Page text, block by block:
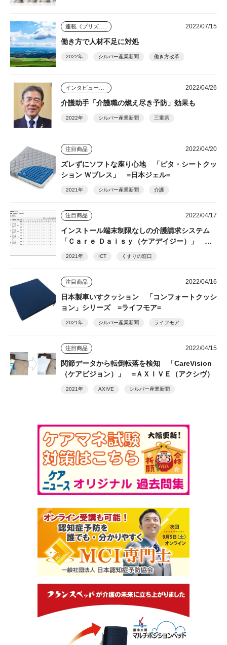
2022/07/15
働き方で人材不足に対処
2022年 シルバー産業新聞 働き方改革
2022/04/26
介護助手「介護職の燃え尽き予防」効果も
2022年 シルバー産業新聞 三重県
注目商品 2022/04/20
ズレずにソフトな座り心地 「ピタ・シートクッ
ション Ｗブレス」 =日本ジェル=
2021年 シルバー産業新聞 介護
注目商品 2022/04/17
インストール端末制限なしの介護請求システム
「Ｃａｒｅ Ｄａｉｓｙ（ケアデイジー）」 ＝
2021年 ICT くすりの窓口
注目商品 2022/04/16
日本製車いすクッション 「コンフォートクッシ
ョン」シリーズ =ライフモア=
2021年 シルバー産業新聞 ライフモア
注目商品 2022/04/15
関節データから転倒転落を検知 「CareVision
（ケアビジョン）」 =ＡＸＩＶＥ（アクシヴ）
2021年 AXIVE シルバー産業新聞